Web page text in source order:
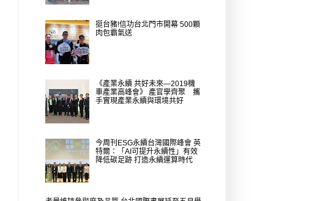
挺台豬!信功台北門市開幕 500顆
肉包霸氣送
《產業永續 共好未來—2019機
車產業高峰會》 產官學齊聚 攜
手實現產業永續與環境共好
今周刊ESG永續台灣國際峰會 英
特爾：「AI可提升永續性」有效
降低碳足跡 打造永續運算時代